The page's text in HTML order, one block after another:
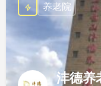
沣德养
养老院